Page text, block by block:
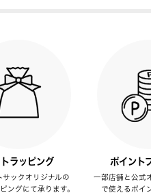
ラッピング
サックオリジナルの
ングにて承ります。
ポイント
一部店舗と公式
で使えるポイ